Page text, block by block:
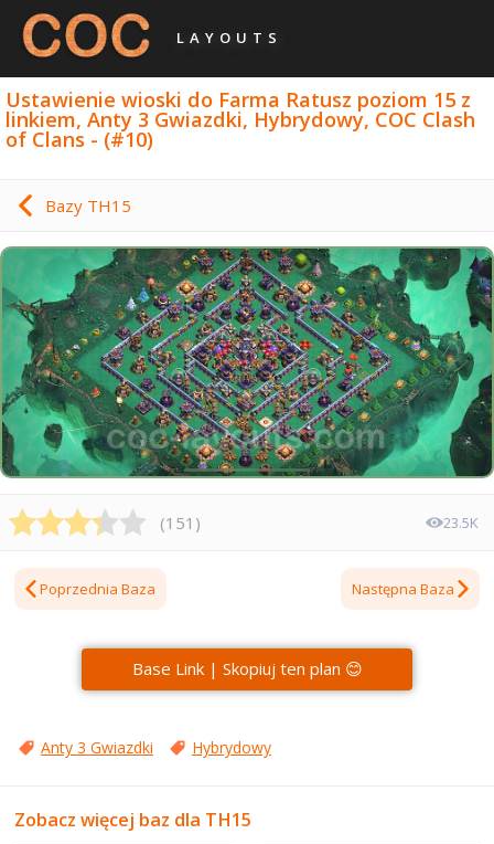
LAYOUTS
Ustawienie wioski do Farma Ratusz poziom 15 z
linkiem, Anty 3 Gwiazdki, Hybrydowy, COC Clash
of Clans - (#10)
Bazy TH15
(151 ) 23.5K
Poprzednia Baza Następna Baza
Base Link | Skopiuj ten plan 😊
Anty 3 Gwiazdki Hybrydowy
Zobacz więcej baz dla TH15